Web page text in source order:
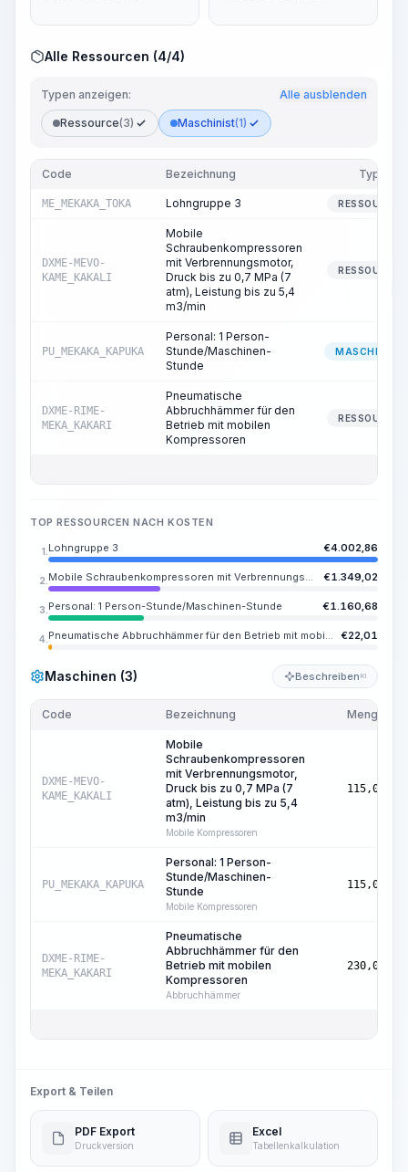
Alle Ressourcen (4/4)
Typen anzeigen: Alle ausblenden
Ressource(3) Maschinist(1)
Code Bezeichnung Typ
ME_MEKAKA_TOKA Lohngruppe 3 RESSOURCE
DXME-MEVO-
KAME_KAKALI
Mobile
Schraubenkompressoren
mit Verbrennungsmotor,
Druck bis zu 0,7 MPa (7
atm), Leistung bis zu 5,4
m3/min
RESSOURCE
PU_MEKAKA_KAPUKA
Personal: 1 Person-
Stunde/Maschinen-
Stunde
MASCHINIST
DXME-RIME-
MEKA_KAKARI
Pneumatische
Abbruchhämmer für den
Betrieb mit mobilen
Kompressoren
RESSOURCE
TOP RESSOURCEN NACH KOSTEN
1. Lohngruppe 3 €4.002,86
2. Mobile Schraubenkompressoren mit Verbrennungsmotor, Druck bis zu 0,7 MPa (7 atm), Leistung bis zu 5,4 m3/min €1.349,02
3. Personal: 1 Person-Stunde/Maschinen-Stunde €1.160,68
4. Pneumatische Abbruchhämmer für den Betrieb mit mobilen Kompressoren €22,01
Maschinen (3) Beschreiben KI
Code Bezeichnung Menge
DXME-MEVO-
KAME_KAKALI
Mobile
Schraubenkompressoren
mit Verbrennungsmotor,
Druck bis zu 0,7 MPa (7
atm), Leistung bis zu 5,4
m3/min
Mobile Kompressoren
115,00
PU_MEKAKA_KAPUKA
Personal: 1 Person-
Stunde/Maschinen-
Stunde
Mobile Kompressoren
115,00
DXME-RIME-
MEKA_KAKARI
Pneumatische
Abbruchhämmer für den
Betrieb mit mobilen
Kompressoren
Abbruchhämmer
230,00
Export & Teilen
PDF Export
Druckversion
Excel
Tabellenkalkulation